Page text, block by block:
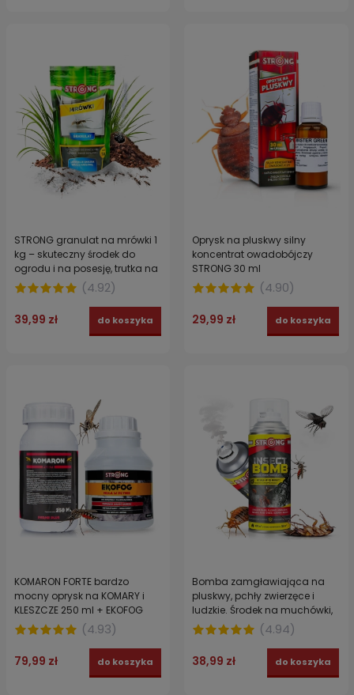
STRONG granulat na mrówki 1
kg – skuteczny środek do
ogrodu i na posesję, trutka na
mrówki
(4.92)
39,99 zł do koszyka
Oprysk na pluskwy silny
koncentrat owadobójczy
STRONG 30 ml
(4.90)
29,99 zł do koszyka
KOMARON FORTE bardzo
mocny oprysk na KOMARY i
KLESZCZE 250 ml + EKOFOG
ekologiczny nośnik 250 ml
(4.93)
79,99 zł do koszyka
Bomba zamgławiająca na
pluskwy, pchły zwierzęce i
ludzkie. Środek na muchówki,
komary, karaczany i pająki
4INSECT BOMB STRONG 400 ml
(4.94)
38,99 zł do koszyka